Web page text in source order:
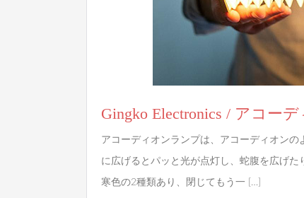
Gingko Electronics / アコー
アコーディオンランプは、アコーディオン
に広げるとパッと光が点灯し、蛇腹を広げ
寒色の2種類あり、閉じてもう一 […]